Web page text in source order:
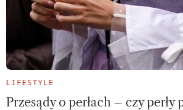
LIFESTYLE
Przesądy o perłach – czy perły